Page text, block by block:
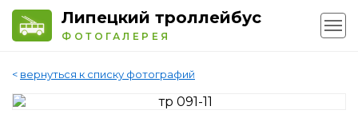
Липецкий троллейбус
ФОТОГАЛЕРЕЯ
< вернуться к списку фотографий